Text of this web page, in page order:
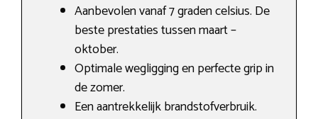
Aanbevolen vanaf 7 graden celsius. De
beste prestaties tussen maart –
oktober.
Optimale wegligging en perfecte grip in
de zomer.
Een aantrekkelijk brandstofverbruik.